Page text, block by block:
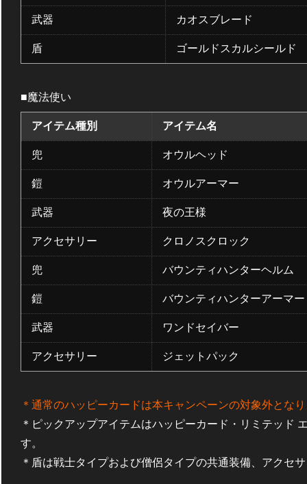
武器 カオスブレード
盾 ゴールドスカルシールド
■魔法使い
アイテム種別 アイテム名
兜 オウルヘッド
鎧 オウルアーマー
武器 夜の王様
アクセサリー クロノスクロック
兜 バウンティハンターヘルム
鎧 バウンティハンターアーマー
武器 ワンドセイバー
アクセサリー ジェットパック
＊通常のハッピーカードは本キャンペーンの対象外とな
＊ピックアップアイテムはハッピーカード・リミテッド
す。
＊盾は戦士タイプおよび僧侶タイプの共通装備、アクセ